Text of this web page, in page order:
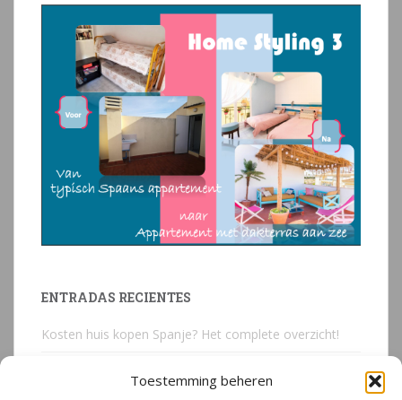
Toestemming beheren
ENTRADAS RECIENTES
Kosten huis kopen Spanje? Het complete overzicht!
juridische valkuilen